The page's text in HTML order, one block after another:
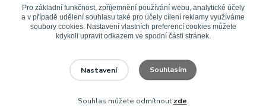
info@fanshopbkboleslav.cz
Pro základní funkčnost, zpříjemnění používání webu, analytické účely
a v případě udělení souhlasu také pro účely cílení reklamy využíváme
soubory cookies. Nastavení vlastních preferencí cookies můžete
kdykoli upravit odkazem ve spodní části stránek.
Nastavení Souhlasím
Souhlas můžete odmítnout zde.